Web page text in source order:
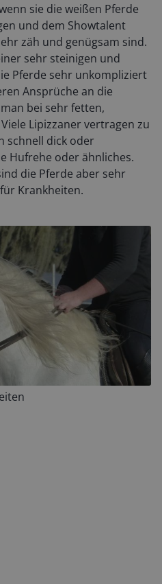
sie die weißen Pferde
und dem Showtalent
zäh und genügsam sind.
sehr steinigen und
Pferde sehr unkompliziert
Ansprüche an die
bei sehr fetten,
Lipizzaner vertragen zu
schnell dick oder
Hufrehe oder ähnliches.
die Pferde aber sehr
Krankheiten.